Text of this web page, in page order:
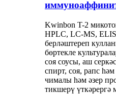
Kwinbon T-2
HPLC, LC-MS,
берләштереп
бөртекле
соя соусы, аш
спирт, соя, рапс
чималы һәм әзер
тикшерү үткәрергә